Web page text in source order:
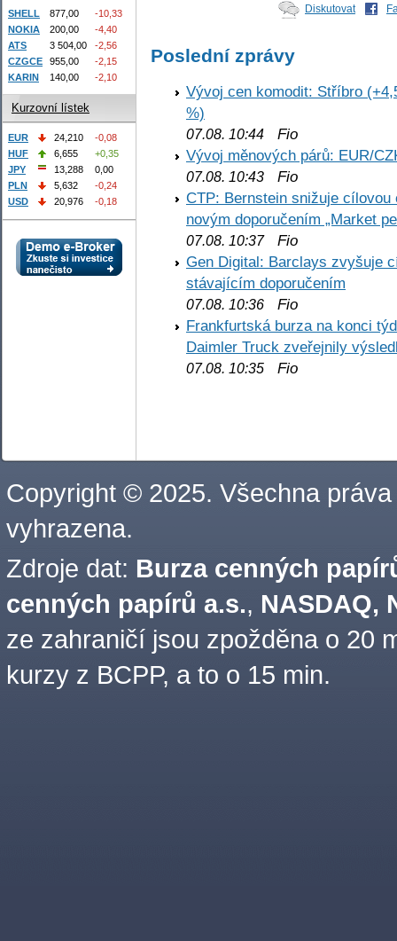
Diskutovat
Poslední zprávy
Vývoj cen komodit: Stříbro
%)
07.08. 10:44 Fio
Vývoj měnových párů: EUR/
07.08. 10:43 Fio
CTP: Bernstein snižuje
novým doporučením „Market
07.08. 10:37Fio
Gen Digital: Barclays zvyšuje
stávajícím doporučením
07.08. 10:36 Fio
Frankfurtská burza na konci
Daimler Truck zveřejnily
07.08. 10:35 Fio
SHELL 877,00
-10,33
NOKIA
200,00
-4,40
ATS
3 504,00
-2,56
CZGCE
955,00
-2,15
KARIN
140,00 -2,10
Kurzovní lístek
EUR 24,210
-0,08
HUF
6,655
+0,35
JPY
13,288
0,00
PLN
5,632
-0,24
USD
20,976 -0,18
Copyright © 2025. Všechna práva
vyhrazena.
Zdroje dat: Burza cenných
cenných papírů a.s., NASDAQ,
ze zahraničí jsou zpožděna o 20
kurzy z BCPP, a to o 15 min.